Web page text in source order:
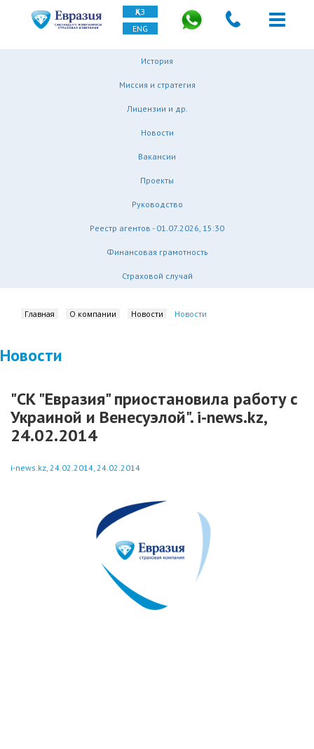
ҚАЗ
ENG
История
Миссия и стратегия
Лицензии и др.
Новости
Вакансии
Проекты
Руководство
Реестр агентов - 01.07.2026, 15:30
Финансовая грамотность
Страховой случай
Главная О компании Новости Новости
Новости
"СК "Евразия" приостановила работу с
Украиной и Венесуэлой". i-news.kz,
24.02.2014
i-news.kz, 24.02.2014, 24.02.2014